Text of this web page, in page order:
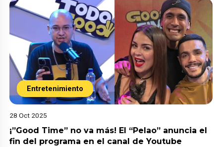
Entretenimiento
28 Oct 2025
¡”Good Time” no va más! El “Pelao” anuncia el
fin del programa en el canal de Youtube